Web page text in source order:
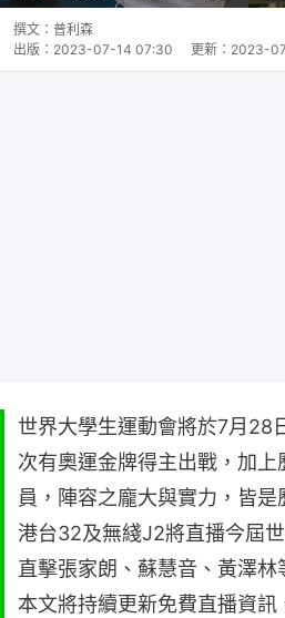
撰文： 普利森
出版： 2023-07-14 07:30 更新： 2023-
世界大學生運動會將於7月28
次有奧運金牌得主出戰，加
員，陣容之龐大與實力，皆是
港台32及無綫J2將直播今屆
直擊張家朗、蘇慧音、黃澤林
本文將持續更新免費直播資